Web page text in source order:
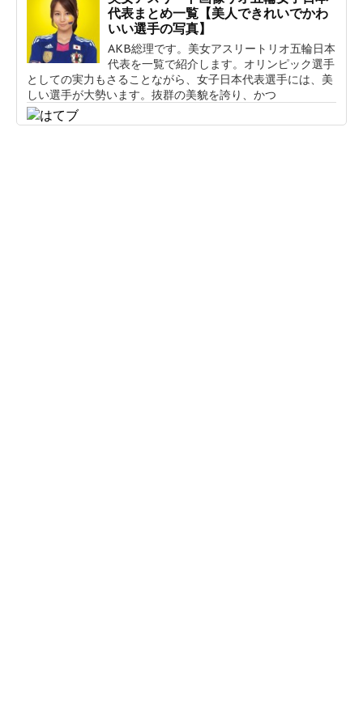
代表まとめ一覧【美人できれいでかわ
いい選手の写真】
AKB総理です。美女アスリートリオ五輪日本
代表を一覧で紹介します。オリンピック選手
としての実力もさることながら、女子日本代表選手には、美
しい選手が大勢います。抜群の美貌を誇り、かつ